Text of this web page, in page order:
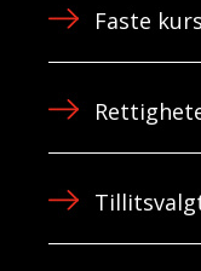
Faste